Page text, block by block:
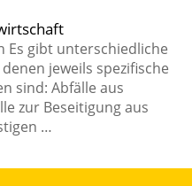
Es gibt unterschiedliche
jeweils spezifische
sind: Abfälle aus
zur Beseitigung aus
…